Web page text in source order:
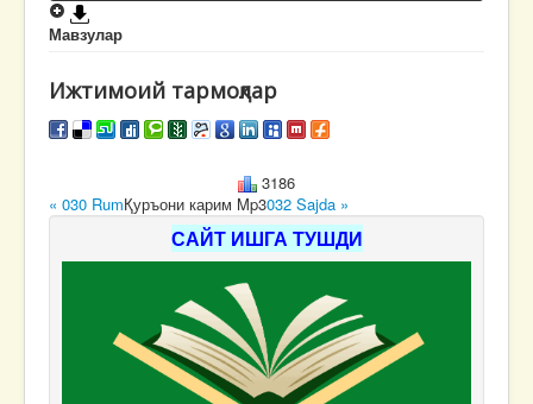
Мавзулар
Ижтимоий тармоқлар
3186
« 030 RumҚуръони карим Mp3032 Sajda »
САЙТ ИШГА ТУШДИ